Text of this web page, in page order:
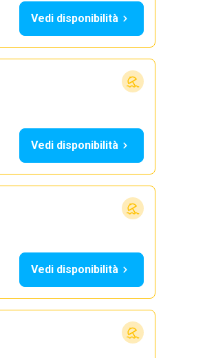
Vedi disponibilità
Vedi disponibilità
Vedi disponibilità